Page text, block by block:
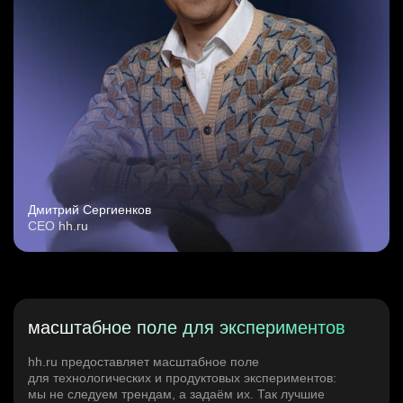
Дмитрий Сергиенков
CEO hh.ru
масштабное поле для экспериментов
hh.ru предоставляет масштабное поле
для технологических и продуктовых экспериментов:
мы не следуем трендам, а задаём их. Так лучшие